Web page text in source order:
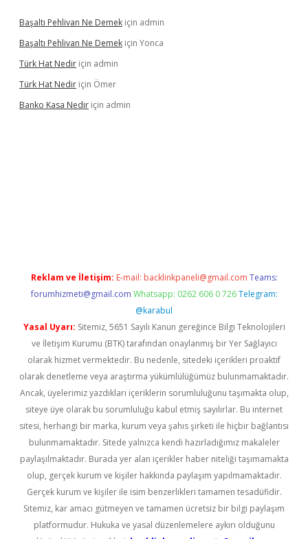
Başaltı Pehlivan Ne Demek için admin
Başaltı Pehlivan Ne Demek için Yonca
Türk Hat Nedir için admin
Türk Hat Nedir için Ömer
Banko Kasa Nedir için admin
Reklam ve İletişim: E-mail: backlinkpaneli@gmail.com Teams:
forumhizmeti@gmail.com Whatsapp: 0262 606 0 726 Telegram:
@karabul
Yasal Uyarı: Sitemiz, 5651 Sayılı Kanun gereğince Bilgi Teknolojileri
ve İletişim Kurumu (BTK) tarafından onaylanmış bir Yer Sağlayıcı
olarak hizmet vermektedir. Bu nedenle, sitedeki içerikleri proaktif
olarak denetleme veya araştırma yükümlülüğümüz bulunmamaktadır.
Ancak, üyelerimiz yazdıkları içeriklerin sorumluluğunu taşımakta olup,
siteye üye olarak bu sorumluluğu kabul etmiş sayılırlar. Bu internet
sitesi, herhangi bir marka, kurum veya şahıs şirketi ile hiçbir bağlantısı
bulunmamaktadır. Sitede yalnızca kendi hazırladığımız makaleler
paylaşılmaktadır. Burada yer alan içerikler haber niteliği taşımamakta
olup, gerçek kurum ve kişiler hakkında paylaşım yapılmamaktadır.
Gerçek kurum ve kişiler ile isim benzerlikleri tamamen tesadüfidir.
Sitemiz, kar amacı gütmeyen ve tamamen ücretsiz bir bilgi paylaşım
platformudur. Hukuka ve yasal düzenlemelere aykırı olduğunu